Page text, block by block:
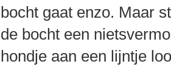
bocht gaat enzo. Maar
de bocht een
hondje aan een lijntje